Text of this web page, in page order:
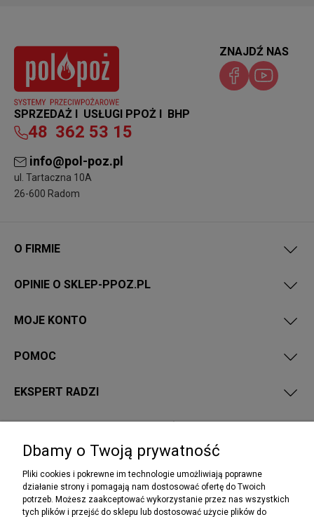
SPRZEDAŻ I USŁUGI PPOŻ I BHP
48 362 53 15
info@pol-poz.pl
ul. Tartaczna 10A
26-600 Radom
ZNAJDŹ NAS
O FIRMIE
OPINIE O SKLEP-PPOZ.PL
MOJE KONTO
POMOC
EKSPERT RADZI
NEWSLETTER
Dbamy o Twoją prywatność
Pliki cookies i pokrewne im technologie umożliwiają poprawne
działanie strony i pomagają nam dostosować ofertę do Twoich
potrzeb. Możesz zaakceptować wykorzystanie przez nas wszystkich
tych plików i przejść do sklepu lub dostosować użycie plików do